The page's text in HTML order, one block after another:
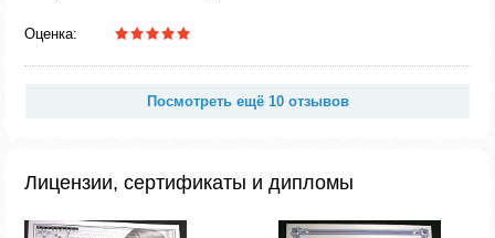
Оценка:
Посмотреть ещё 10 отзывов
Лицензии, сертификаты и дипломы